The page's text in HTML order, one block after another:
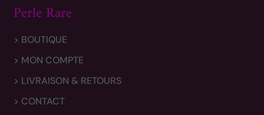
Perle Rare
> BOUTIQUE
> MON COMPTE
> LIVRAISON & RETOURS
> CONTACT